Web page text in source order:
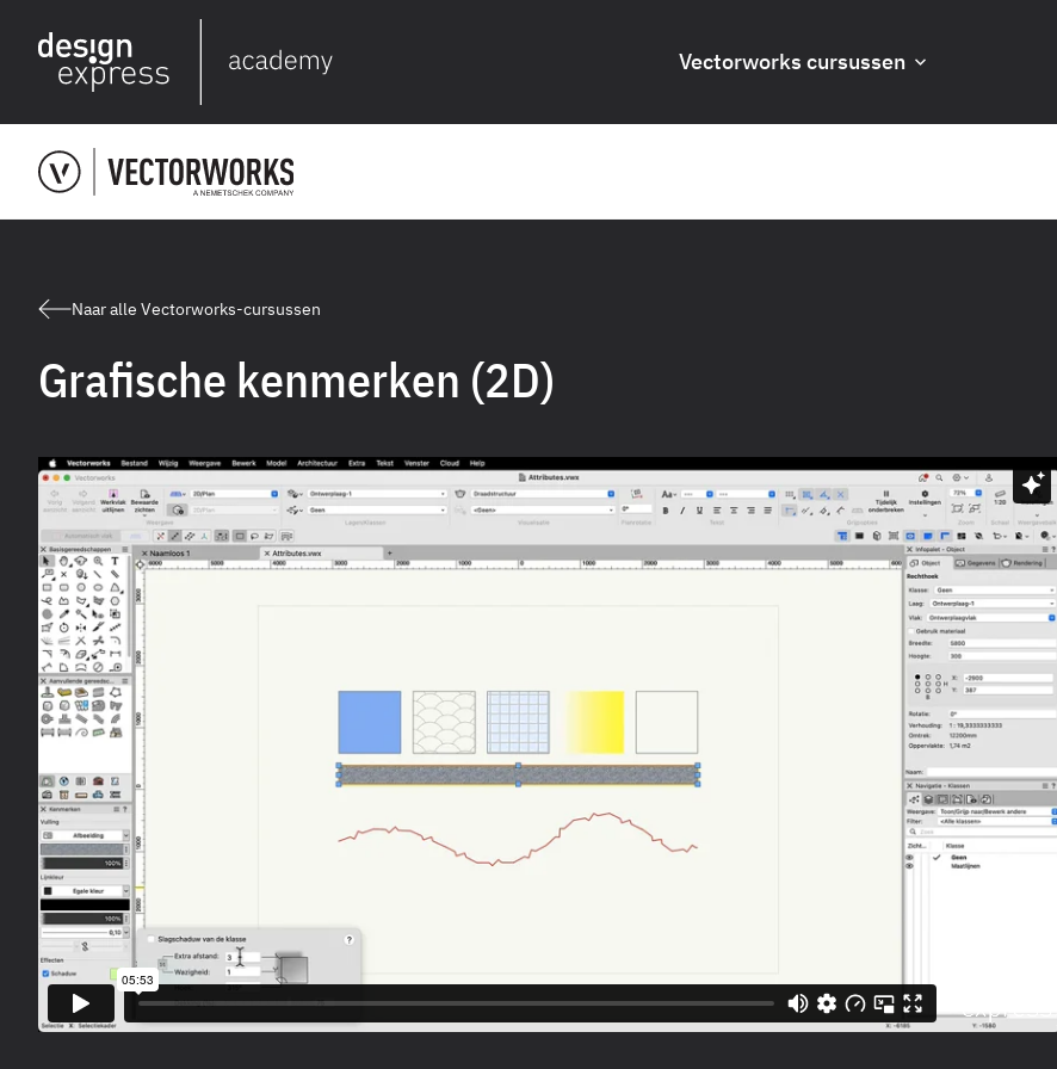
Vectorworks cursussen
Naar alle Vectorworks-cursussen
Grafische kenmerken (2D)